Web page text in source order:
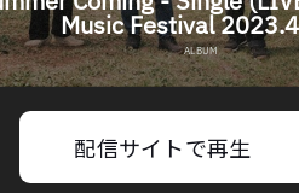
配信サイトで再生